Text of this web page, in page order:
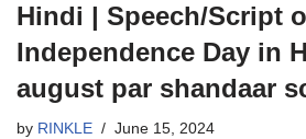
Hindi | Speech/Script
Independence Day in
august par shandaar
by RINKLE June 15, 2024